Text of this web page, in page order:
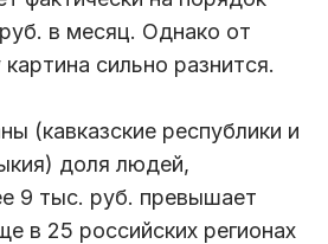
в месяц. Однако от
картина сильно разнится.
(кавказские республики и
доля людей,
9 тыс. руб. превышает
в 25 российских регионах